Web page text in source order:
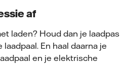
af
laden? Houd dan je laadpas
En haal daarna je
en je elektrische